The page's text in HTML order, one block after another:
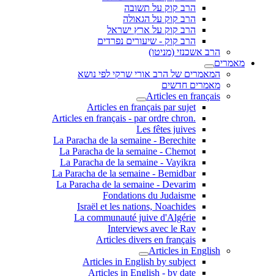
הרב קוק על תשובה
הרב קוק על הגאולה
הרב קוק על ארץ ישראל
הרב קוק - שיעורים נפרדים
הרב אשכנזי (מניטו)
מאמרים
המאמרים של הרב אורי שרקי לפי נושא
מאמרים חדשים
Articles en français
Articles en français par sujet
.Articles en français - par ordre chron
Les fêtes juives
La Paracha de la semaine - Berechite
La Paracha de la semaine - Chemot
La Paracha de la semaine - Vayikra
La Paracha de la semaine - Bemidbar
La Paracha de la semaine - Devarim
Fondations du Judaisme
Israël et les nations, Noachides
La communauté juive d'Algérie
Interviews avec le Rav
Articles divers en français
Articles in English
Articles in English by subject
Articles in English - by date